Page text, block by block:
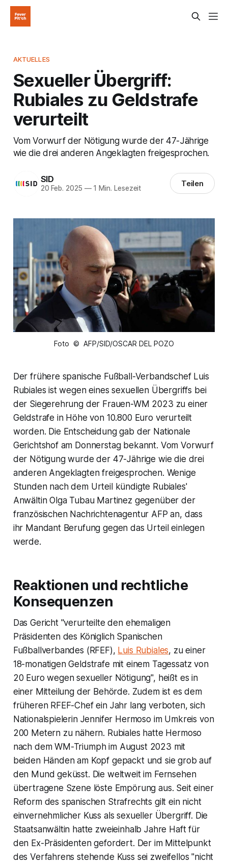
AKTUELLES
Sexueller Übergriff:
Rubiales zu Geldstrafe
verurteilt
Vom Vorwurf der Nötigung wurde der 47-Jährige
wie die drei anderen Angeklagten freigesprochen.
SID
20 Feb. 2025 —1 Min. Lesezeit Teilen
Foto © AFP/SID/OSCAR DEL POZO
Der frühere spanische Fußball-Verbandschef Luis
Rubiales ist wegen eines sexuellen Übergriffs bei
der Siegerehrung der Frauen-WM 2023 zu einer
Geldstrafe in Höhe von 10.800 Euro verurteilt
worden. Die Entscheidung gab der Nationale
Gerichtshof am Donnerstag bekannt. Vom Vorwurf
der Nötigung wurde der 47-Jährige wie die drei
anderen Angeklagten freigesprochen. Wenige
Stunden nach dem Urteil kündigte Rubiales'
Anwältin Olga Tubau Martinez gegenüber der
französischen Nachrichtenagentur AFP an, dass
ihr Mandant Berufung gegen das Urteil einlegen
werde.
Reaktionen und rechtliche
Konsequenzen
Das Gericht "verurteilte den ehemaligen
Präsidenten des Königlich Spanischen
Fußballverbandes (RFEF), Luis Rubiales, zu einer
18-monatigen Geldstrafe mit einem Tagessatz von
20 Euro wegen sexueller Nötigung", heißt es in
einer Mitteilung der Behörde. Zudem ist es dem
früheren RFEF-Chef ein Jahr lang verboten, sich
Nationalspielerin Jennifer Hermoso im Umkreis von
200 Metern zu nähern. Rubiales hatte Hermoso
nach dem WM-Triumph im August 2023 mit
beiden Händen am Kopf gepackt und sie grob auf
den Mund geküsst. Die weltweit im Fernsehen
übertragene Szene löste Empörung aus. Seit einer
Reform des spanischen Strafrechts gilt ein nicht
einvernehmlicher Kuss als sexueller Übergriff. Die
Staatsanwältin hatte zweieinhalb Jahre Haft für
den Ex-Präsidenten gefordert. Der im Mittelpunkt
des Verfahrens stehende Kuss sei zweifellos "nicht